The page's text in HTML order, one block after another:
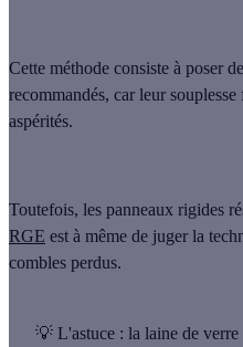
Cette méthode consiste à poser
recommandés, car leur
aspérités.
Toutefois, les panneaux rigides
RGE est à même de juger la
combles perdus.
💡 L'astuce : la laine de verre